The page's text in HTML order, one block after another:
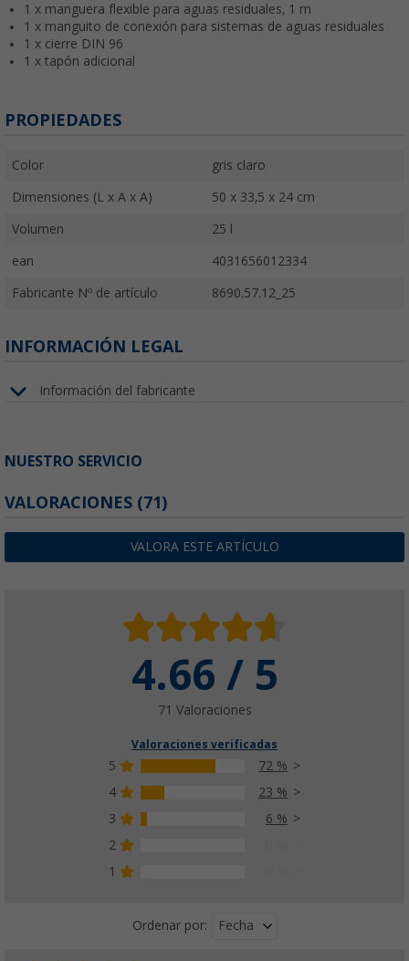
1 x manguera flexible para aguas residuales, 1 m
1 x manguito de conexión para sistemas de aguas residuales
1 x cierre DIN 96
1 x tapón adicional
PROPIEDADES
Color gris claro
Dimensiones (L x A x A) 50 x 33,5 x 24 cm
Volumen 25 l
ean 4031656012334
Fabricante Nº de artículo 8690.57.12_25
INFORMACIÓN LEGAL
Información del fabricante
NUESTRO SERVICIO
VALORACIONES (71)
VALORA ESTE ARTÍCULO
4.66 / 5
71 Valoraciones
Valoraciones verificadas
5
72 %
4
23 %
3
6 %
2
1
Ordenar por: Fecha